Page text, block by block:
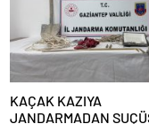
imkânsız
KAÇAK KAZIYA
JANDARMADAN